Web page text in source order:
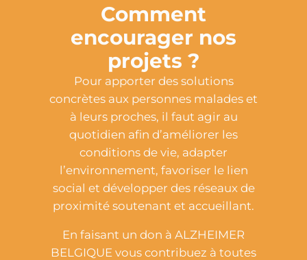
Comment
encourager nos
projets ?
Pour apporter des solutions
concrètes aux personnes malades et
à leurs proches, il faut agir au
quotidien afin d’améliorer les
conditions de vie, adapter
l’environnement, favoriser le lien
social et développer des réseaux de
proximité soutenant et accueillant.
En faisant un don à ALZHEIMER
BELGIQUE vous contribuez à toutes